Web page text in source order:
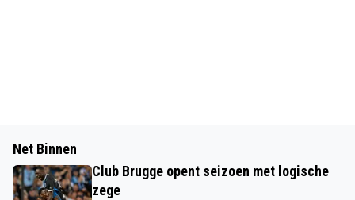
Net Binnen
Club Brugge opent seizoen met logische
zege